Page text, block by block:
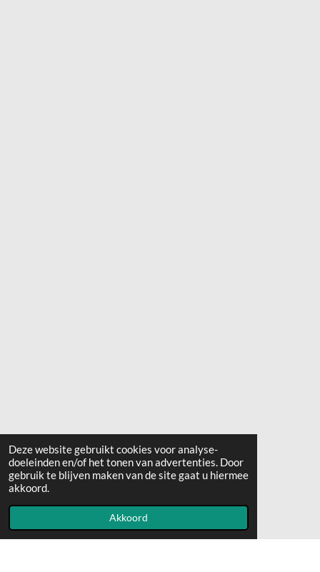
Deze website gebruikt cookies voor analyse-
doeleinden en/of het tonen van advertenties. Door
gebruik te blijven maken van de site gaat u hiermee
akkoord.
Akkoord